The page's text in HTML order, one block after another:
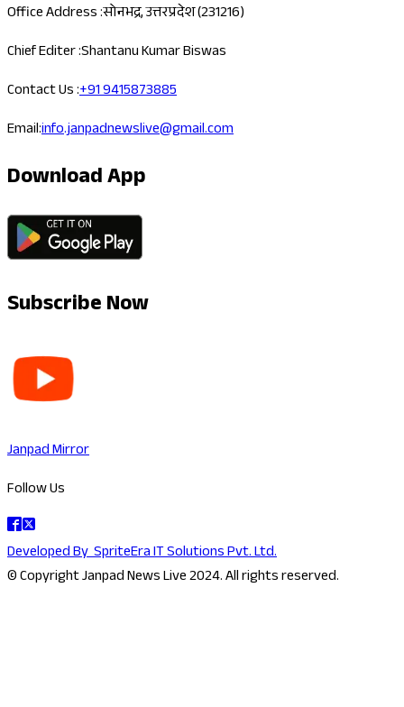
Office Address :सोनभद्र, उत्तरप्रदेश (231216)
Chief Editer :Shantanu Kumar Biswas
Contact Us :+91 9415873885
Email:info.janpadnewslive@gmail.com
Download App
Subscribe Now
Janpad Mirror
Follow Us
Developed BySpriteEra IT Solutions Pvt. Ltd.
© Copyright Janpad News Live 2024. All rights reserved.